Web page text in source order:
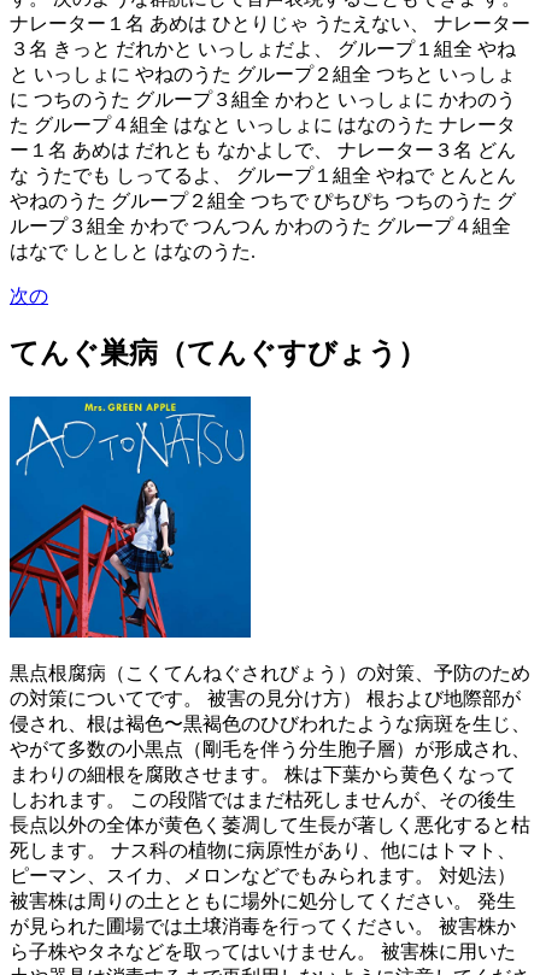
ナレーター１名 あめは ひとりじゃ うたえない、 ナレーター
３名 きっと だれかと いっしょだよ、 グループ１組全 やね
と いっしょに やねのうた グループ２組全 つちと いっしょ
に つちのうた グループ３組全 かわと いっしょに かわのう
た グループ４組全 はなと いっしょに はなのうた ナレータ
ー１名 あめは だれとも なかよしで、 ナレーター３名 どん
な うたでも しってるよ、 グループ１組全 やねで とんとん
やねのうた グループ２組全 つちで ぴちぴち つちのうた グ
ループ３組全 かわで つんつん かわのうた グループ４組全
はなで しとしと はなのうた.
次の
てんぐ巣病（てんぐすびょう）
黒点根腐病（こくてんねぐされびょう）の対策、予防のため
の対策についてです。 被害の見分け方） 根および地際部が
侵され、根は褐色〜黒褐色のひびわれたような病斑を生じ、
やがて多数の小黒点（剛毛を伴う分生胞子層）が形成され、
まわりの細根を腐敗させます。 株は下葉から黄色くなって
しおれます。 この段階ではまだ枯死しませんが、その後生
長点以外の全体が黄色く萎凋して生長が著しく悪化すると枯
死します。 ナス科の植物に病原性があり、他にはトマト、
ピーマン、スイカ、メロンなどでもみられます。 対処法）
被害株は周りの土とともに場外に処分してください。 発生
が見られた圃場では土壌消毒を行ってください。 被害株か
ら子株やタネなどを取ってはいけません。 被害株に用いた